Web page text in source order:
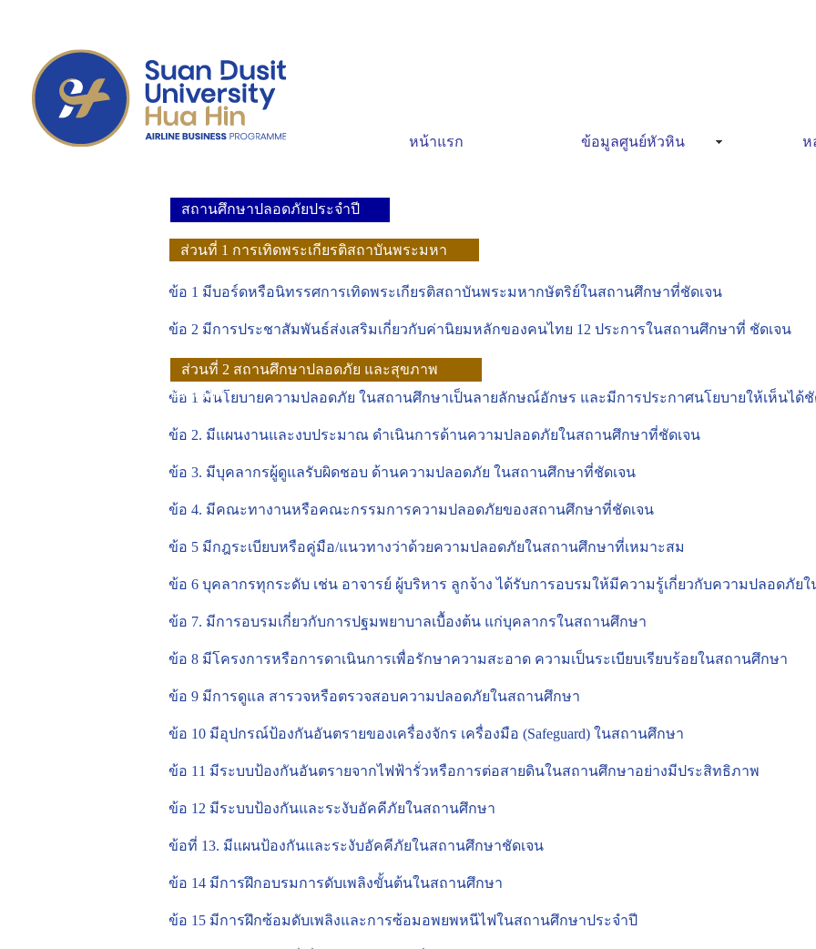
ข้อ 1 มีบอร์ดหรือนิทรรศการเทิดพระเกียรติสถาบันพระมหากษัตริย์ในสถานศึกษาที่ชัดเจน
ข้อ 2 มีการประชาสัมพันธ์ส่งเสริมเกี่ยวกับค่านิยมหลักของคนไทย 12 ประการในสถานศึกษาที่ ชัดเจน
ข้อ 1 มีนโยบายความปลอดภัย ในสถานศึกษาเป็นลายลักษณ์อักษร และมีการประกาศนโยบายให้เห็นได้ชั
ข้อ 2. มีแผนงานและงบประมาณ ดำเนินการด้านความปลอดภัยในสถานศึกษาที่ชัดเจน
ข้อ 3. มีบุคลากรผู้ดูแลรับผิดชอบ ด้านความปลอดภัย ในสถานศึกษาที่ชัดเจน
ข้อ 4. มีคณะทางานหรือคณะกรรมการความปลอดภัยของสถานศึกษาที่ชัดเจน
ข้อ 5 มีกฎระเบียบหรือคู่มือ/แนวทางว่าด้วยความปลอดภัยในสถานศึกษาที่เหมาะสม
ข้อ 6 บุคลากรทุกระดับ เช่น อาจารย์ ผู้บริหาร ลูกจ้าง ได้รับการอบรมให้มีความรู้เกี่ยวกับความปลอดภัย
ข้อ 7. มีการอบรมเกี่ยวกับการปฐมพยาบาลเบื้องต้น แก่บุคลากรในสถานศึกษา
ข้อ 8 มีโครงการหรือการดาเนินการเพื่อรักษาความสะอาด ความเป็นระเบียบเรียบร้อยในสถานศึกษา
ข้อ 9 มีการดูแล สารวจหรือตรวจสอบความปลอดภัยในสถานศึกษา
ข้อ 10 มีอุปกรณ์ป้องกันอันตรายของเครื่องจักร เครื่องมือ (Safeguard) ในสถานศึกษา
ข้อ 11 มีระบบป้องกันอันตรายจากไฟฟ้ารั่วหรือการต่อสายดินในสถานศึกษาอย่างมีประสิทธิภาพ
ข้อ 12 มีระบบป้องกันและระงับอัคคีภัยในสถานศึกษา
ข้อที่ 13. มีแผนป้องกันและระงับอัคคีภัยในสถานศึกษาชัดเจน
ข้อ 14 มีการฝึกอบรมการดับเพลิงขั้นต้นในสถานศึกษา
ข้อ 15 มีการฝึกซ้อมดับเพลิงและการซ้อมอพยพหนีไฟในสถานศึกษาประจำปี
ส่วนที่ 1 การเทิดพระเกียรติสถาบันพระมหา
ส่วนที่ 2 สถานศึกษาปลอดภัย และสุขภาพ
อนามัยดี
สถานศึกษาปลอดภัยประจำปี
หน้าแรก ข้อมูลศูนย์หัวหิน ห